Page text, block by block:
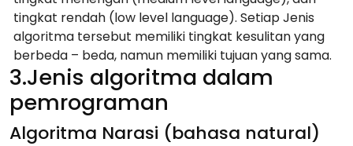
tingkat rendah (low level language). Setiap Jenis
algoritma tersebut memiliki tingkat kesulitan yang
berbeda – beda, namun memiliki tujuan yang sama.
3.Jenis algoritma dalam
pemrograman
Algoritma Narasi (bahasa natural)